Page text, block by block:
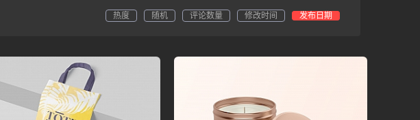
发布日期
修改时间
评论数量
随机
热度